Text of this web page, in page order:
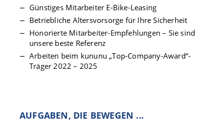
Günstiges Mitarbeiter E-Bike-Leasing
Betriebliche Altersvorsorge für Ihre Sicherheit
Honorierte Mitarbeiter-Empfehlungen – Sie sind
unsere beste Referenz
Arbeiten beim kununu „Top-Company-Award“-
Träger 2022 – 2025
AUFGABEN, DIE BEWEGEN ...